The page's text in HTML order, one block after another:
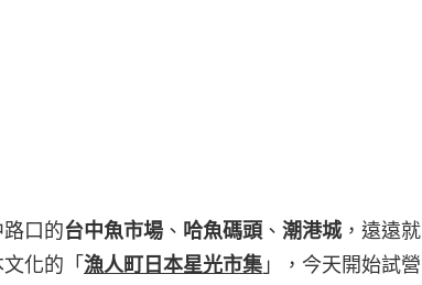
口的台中魚市場、 哈魚碼頭、 潮港城，遠遠就
化的「 漁人町日本星光市集」，今天開始試營